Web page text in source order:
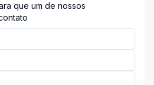
que um de nossos